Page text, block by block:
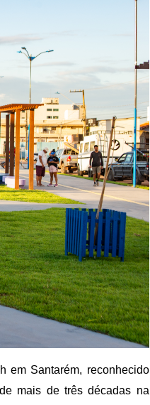
em Santarém, reconhecido
mais de três décadas na